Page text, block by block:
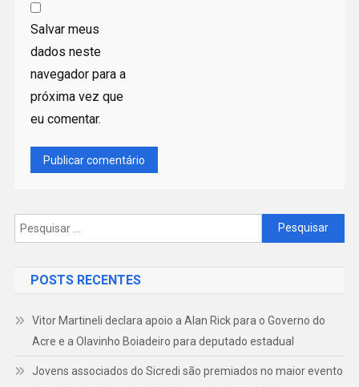
Salvar meus
dados neste
navegador para a
próxima vez que
eu comentar.
Pesquisar
por:
POSTS RECENTES
Vitor Martineli declara apoio a Alan Rick para o Governo do
Acre e a Olavinho Boiadeiro para deputado estadual
Jovens associados do Sicredi são premiados no maior evento